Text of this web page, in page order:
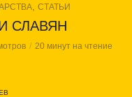
, СТАТЬИ
СЛАВЯН
20 минут на чтение